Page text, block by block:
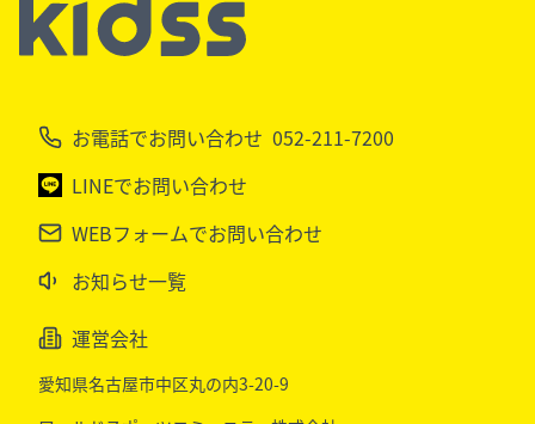
お電話でお問い合わせ 052-211-7200
LINEでお問い合わせ
WEBフォームでお問い合わせ
お知らせ一覧
運営会社
愛知県名古屋市中区丸の内3-20-9